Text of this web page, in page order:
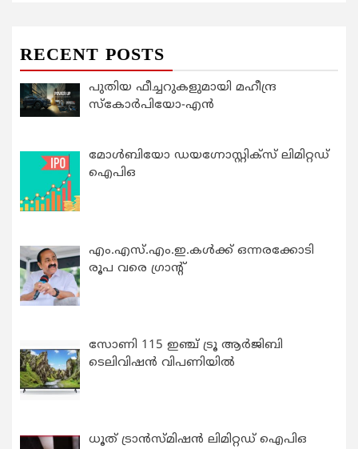
RECENT POSTS
പുതിയ ഫീച്ചറുകളുമായി മഹീന്ദ്ര
സ്കോർപിയോ-എൻ
മോൾബിയോ ഡയഗ്നോസ്റ്റിക്സ് ലിമിറ്റഡ്
ഐപിഒ
എം.എസ്.എം.ഇ.കൾക്ക് ഒന്നരക്കോടി
രൂപ വരെ ഗ്രാന്റ്
സോണി 115 ഇഞ്ച് ട്രൂ ആർജിബി
ടെലിവിഷൻ വിപണിയിൽ
ധൂത് ട്രാൻസ്മിഷൻ ലിമിറ്റഡ് ഐപിഒ